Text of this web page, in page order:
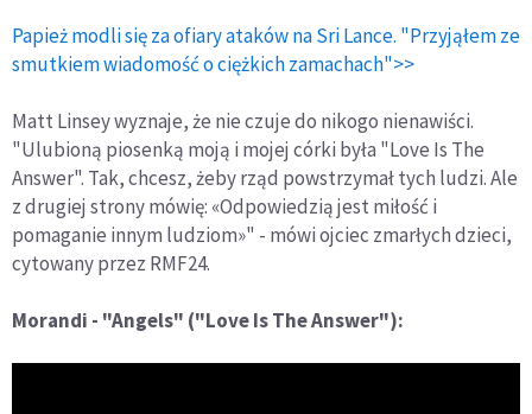
Papież modli się za ofiary ataków na Sri Lance. "Przyjąłem ze
smutkiem wiadomość o ciężkich zamachach">>
Matt Linsey wyznaje, że nie czuje do nikogo nienawiści.
"Ulubioną piosenką moją i mojej córki była "Love Is The
Answer". Tak, chcesz, żeby rząd powstrzymał tych ludzi. Ale
z drugiej strony mówię: «Odpowiedzią jest miłość i
pomaganie innym ludziom»" - mówi ojciec zmarłych dzieci,
cytowany przez RMF24.
Morandi - "Angels" ("Love Is The Answer"):